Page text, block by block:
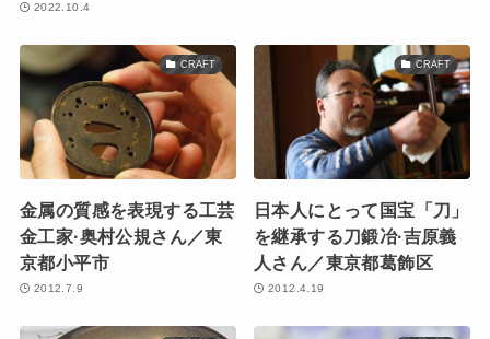
2022.10.4
CRAFT
金属の質感を表現する工芸
金工家·奥村公規さん／東
京都小平市
2012.7.9
CRAFT
日本人にとって国宝「刀」
を継承する刀鍛冶·吉原義
人さん／東京都葛飾区
2012.4.19